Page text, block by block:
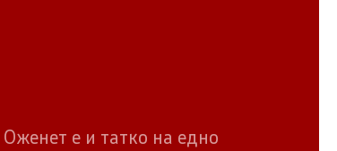
е и татко на едно